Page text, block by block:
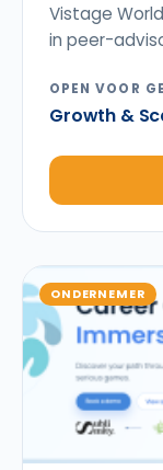
Vistage
in peer-
OPEN VOOR
Growth &
ONDERNEMER